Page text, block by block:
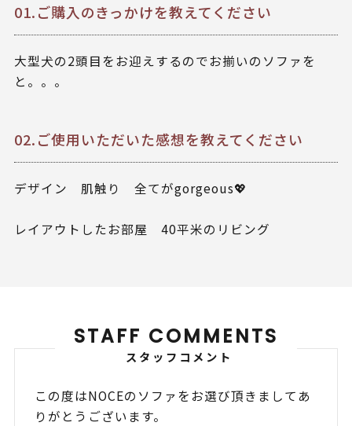
01.ご購入のきっかけを教えてください
大型犬の2頭目をお迎えするのでお揃いのソファを
と。。。
02.ご使用いただいた感想を教えてください
デザイン 肌触り 全てがgorgeous💖
レイアウトしたお部屋 40平米のリビング
STAFF COMMENTS
スタッフコメント
この度はNOCEのソファをお選び頂きましてあ
りがとうございます。